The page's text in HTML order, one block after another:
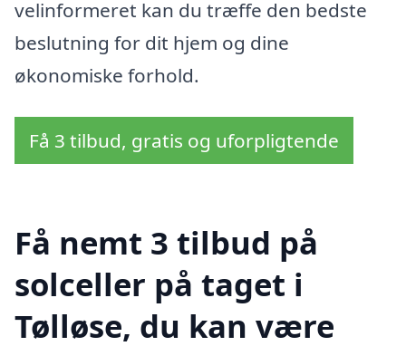
velinformeret kan du træffe den bedste
beslutning for dit hjem og dine
økonomiske forhold.
Få 3 tilbud, gratis og uforpligtende
Få nemt 3 tilbud på
solceller på taget i
Tølløse, du kan være